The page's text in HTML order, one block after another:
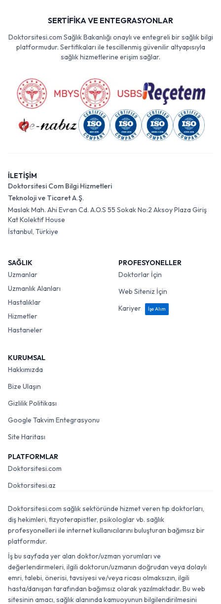
SERTİFİKA VE ENTEGRASYONLAR
Doktorsitesi.com Sağlık Bakanlığı onaylı ve entegreli bir sağlık bilgi
platformudur. Sertifikaları ile tescillenmiş güvenilir altyapısıyla
sağlık hizmetlerine erişim sağlar.
İLETİŞİM
Doktorsitesi Com Bilgi Hizmetleri
Teknoloji ve Ticaret A.Ş.
Maslak Mah. Ahi Evran Cd. A.O.S 55 Sokak No:2 Aksoy Plaza Giriş
Kat Kolektif House
İstanbul, Türkiye
SAĞLIK
Uzmanlar
Uzmanlık Alanları
Hastalıklar
Hizmetler
Hastaneler
PROFESYONELLER
Doktorlar İçin
Web Siteniz İçin
Kariyer
İşe Alım
KURUMSAL
Hakkımızda
Bize Ulaşın
Gizlilik Politikası
Google Takvim Entegrasyonu
Site Haritası
PLATFORMLAR
Doktorsitesi.com
Doktorsitesi.az
Doktorsitesi.com sağlık sektöründe hizmet veren tıp doktorları,
diş hekimleri, fizyoterapistler, psikologlar vb. sağlık
profesyonelleri ile internet kullanıcılarını buluşturan bağımsız bir
platformdur.
İş bu sayfada yer alan doktor/uzman yorumları ve
değerlendirmeleri, ilgili doktorun/uzmanın doğrudan veya dolaylı
emri, talebi, önerisi, tavsiyesi ve/veya ricası olmaksızın, ilgili
hasta/danışan tarafından bağımsız olarak yazılmaktadır. Bu web
sitesinin amacı, sağlık alanında kamuoyunun bilgilendirilmesini